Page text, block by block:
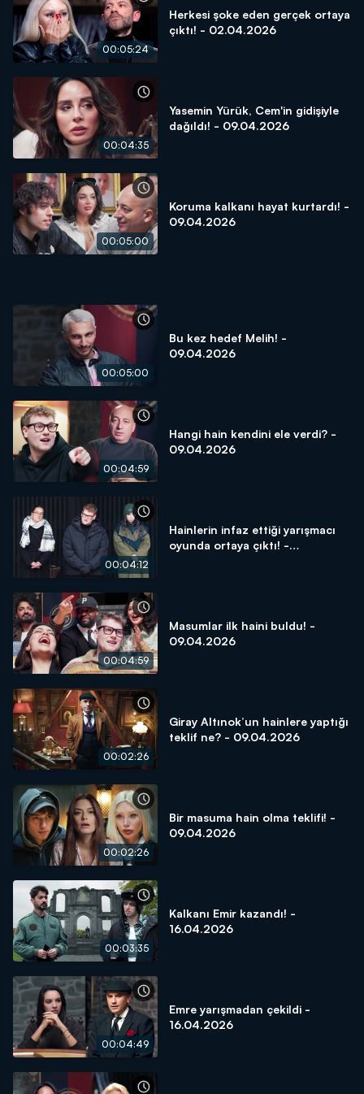
00:05:24
Herkesi şoke eden gerçek ortaya
çıktı! - 02.04.2026
00:04:35
Yasemin Yürük, Cem'in gidişiyle
dağıldı! - 09.04.2026
00:05:00
Koruma kalkanı hayat kurtardı! -
09.04.2026
00:05:00
Bu kez hedef Melih! -
09.04.2026
00:04:59
Hangi hain kendini ele verdi? -
09.04.2026
00:04:12
Hainlerin infaz ettiği yarışmacı
oyunda ortaya çıktı! -
00:04:59
Masumlar ilk haini buldu! -
09.04.2026
00:02:26
Giray Altınok’un hainlere yaptığı
teklif ne? - 09.04.2026
00:02:26
Bir masuma hain olma teklifi! -
09.04.2026
00:03:35
Kalkanı Emir kazandı! -
16.04.2026
00:04:49
Emre yarışmadan çekildi -
16.04.2026